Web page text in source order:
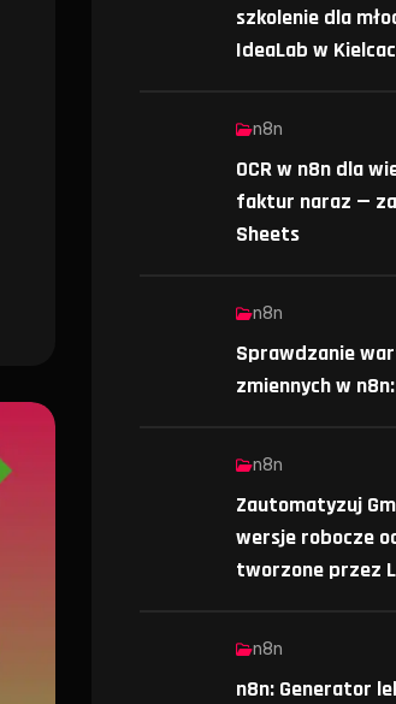
szkolenie dla
IdeaLab w
n8n
OCR w n8n dla
faktur naraz —
Sheets
n8n
Sprawdzanie
zmiennych w n8n:
n8n
Zautomatyzuj
wersje robocze
tworzone przez
n8n
n8n: Generator